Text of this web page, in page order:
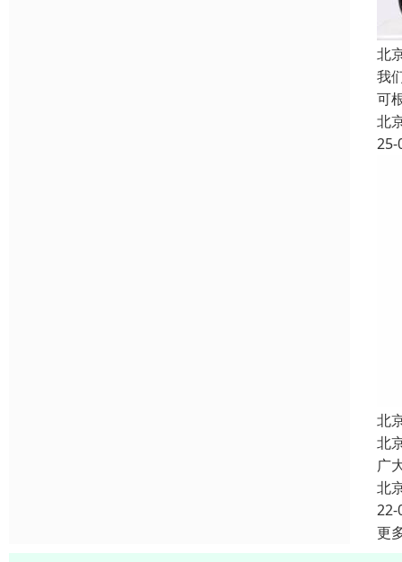
北
我
可
北
25-
北
北
广
北
22-
更